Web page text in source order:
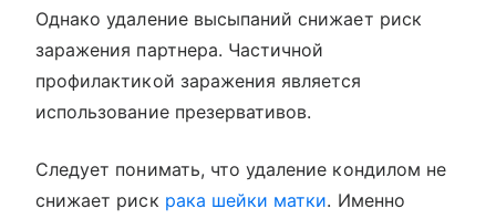
Однако удаление высыпаний снижает риск
заражения партнера. Частичной
профилактикой заражения является
использование презервативов.
Следует понимать, что удаление кондилом не
снижает риск рака шейки матки. Именно